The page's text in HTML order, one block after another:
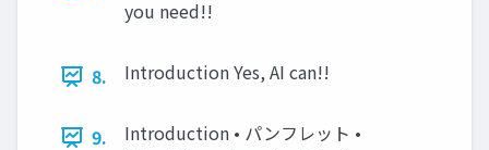
you need!!
8. Introduction Yes, AI can!!
9.
Introduction • パンフレット •